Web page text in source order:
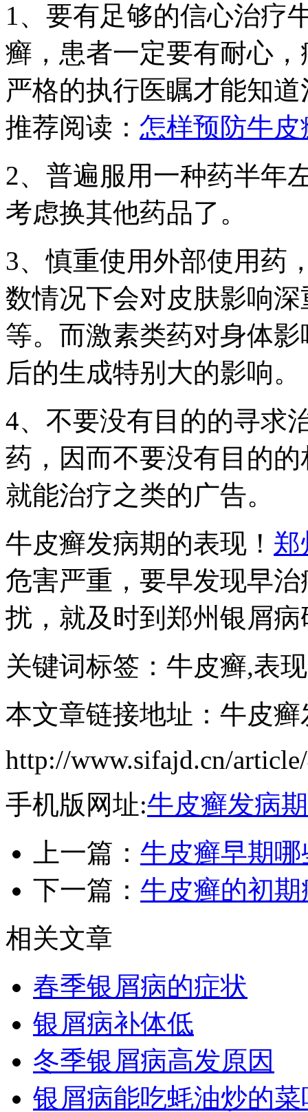
1、要有足够的信心治疗
癣，患者一定要有耐心
严格的执行医瞩才能知
推荐阅读： 怎样预防牛皮
2、普遍服用一种药半年
考虑换其他药品了。
3、慎重使用外部使用药
数情况下会对皮肤影响
等。而激素类药对身体
后的生成特别大的影响。
4、不要没有目的的寻求
药，因而不要没有目的
就能治疗之类的广告。
牛皮癣发病期的表现！ 郑
危害严重，要早发现早
扰，就及时到郑州银屑
关键词标签：牛皮癣,表现
本文章链接地址：牛皮
http://www.sifajd.cn/
手机版网址:牛皮癣发病
上一篇： 牛皮癣早期
下一篇： 牛皮癣的初
相关文章
春季银屑病的症状
银屑病补体低
冬季银屑病高发原因
银屑病能吃蚝油炒的菜